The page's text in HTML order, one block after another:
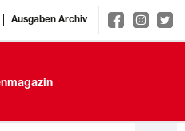
Ausgaben Archiv